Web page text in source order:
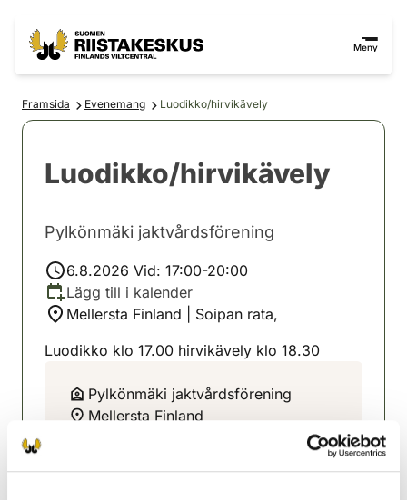
Meny
Framsida Evenemang Luodikko/hirvikävely
Luodikko/hirvikävely
Pylkönmäki jaktvårdsförening
6.8.2026 Vid: 17:00-20:00
Lägg till i kalender
Mellersta Finland | Soipan rata,
Luodikko klo 17.00 hirvikävely klo 18.30
Pylkönmäki jaktvårdsförening
Mellersta Finland